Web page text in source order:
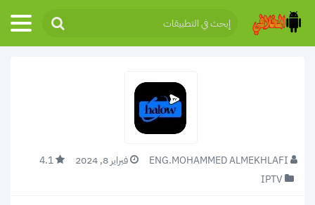
ENG.MOHAMMED ALMEKHLAFI فبراير 8, 2024
4.1
IPTV